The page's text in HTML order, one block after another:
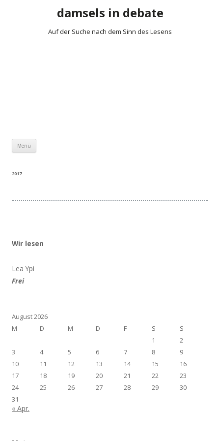
damsels in debate
Auf der Suche nach dem Sinn des Lesens
Menü
2017
Wir lesen
Lea Ypi
Frei
August 2026
M
D M D F S
S
1
2
3
4 5 6 7 8
9
10
11 12 13 14 15
16
17
18 19 20 21 22
23
24
25 26 27 28 29
30
31
« Apr.